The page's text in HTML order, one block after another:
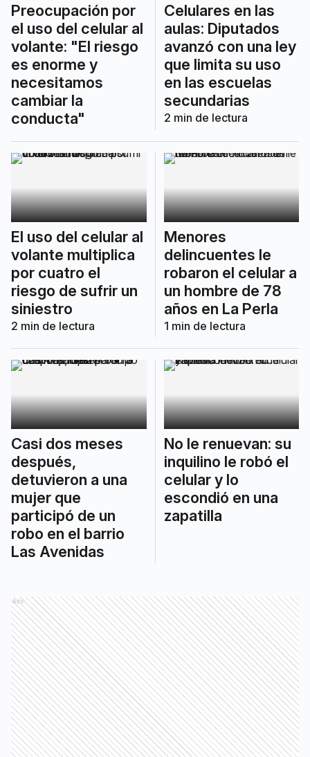
Preocupación por
el uso del celular al
volante: "El riesgo
es enorme y
necesitamos
cambiar la
conducta"
Celulares en las
aulas: Diputados
avanzó con una ley
que limita su uso
en las escuelas
secundarias
2 min de lectura
El uso del celular al
volante multiplica
por cuatro el
riesgo de sufrir un
siniestro
2 min de lectura
Menores
delincuentes le
robaron el celular a
un hombre de 78
años en La Perla
1 min de lectura
Casi dos meses
después,
detuvieron a una
mujer que
participó de un
robo en el barrio
Las Avenidas
No le renuevan: su
inquilino le robó el
celular y lo
escondió en una
zapatilla
Ads